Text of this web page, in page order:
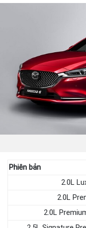
Phiên bản
2.0L
2.0L
2.0L